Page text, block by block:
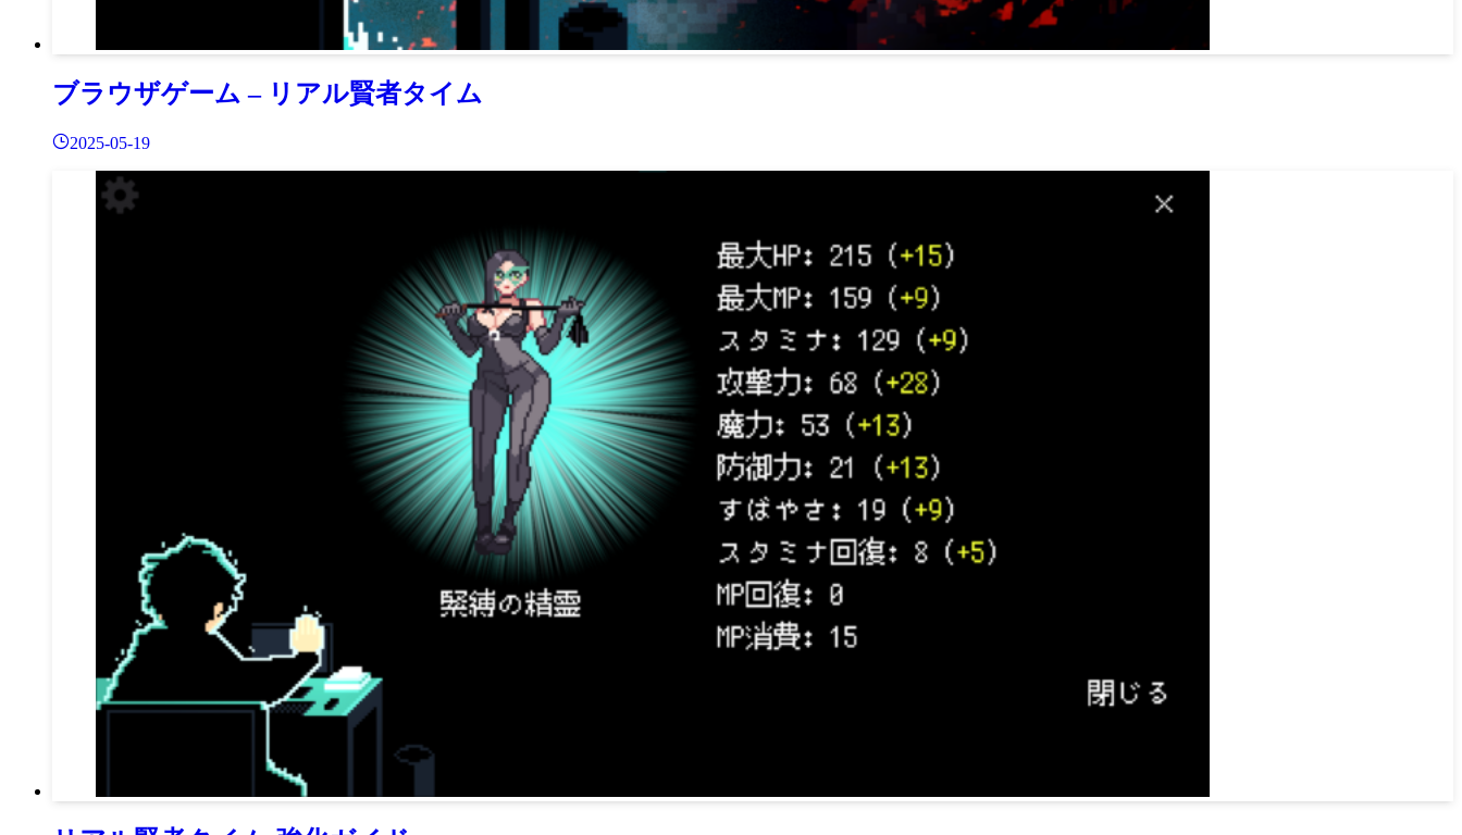
ブラウザゲーム – リアル賢者タイム
2025-05-19